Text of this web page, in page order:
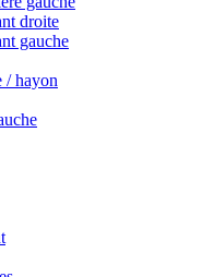
droite
gauche
/ hayon